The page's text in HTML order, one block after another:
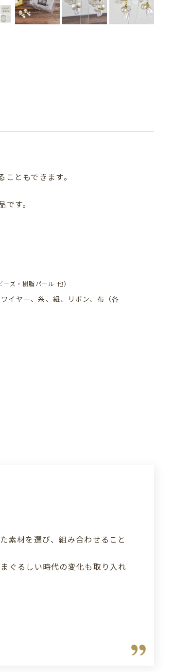
ともできます。
す。
ーズ・樹脂パール 他）
イヤー、糸、紐、リボン、布（各
素材を選び、組み合わせること
ぐるしい時代の変化も取り入れ